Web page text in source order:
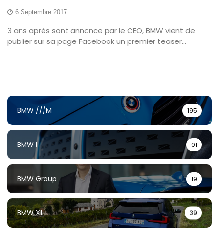
6 Septembre 2017
3 ans après sont annonce par le CEO, BMW vient de
publier sur sa page Facebook un premier teaser...
BMW ///M 195
BMW I 91
BMW Group 19
BMW X1 39